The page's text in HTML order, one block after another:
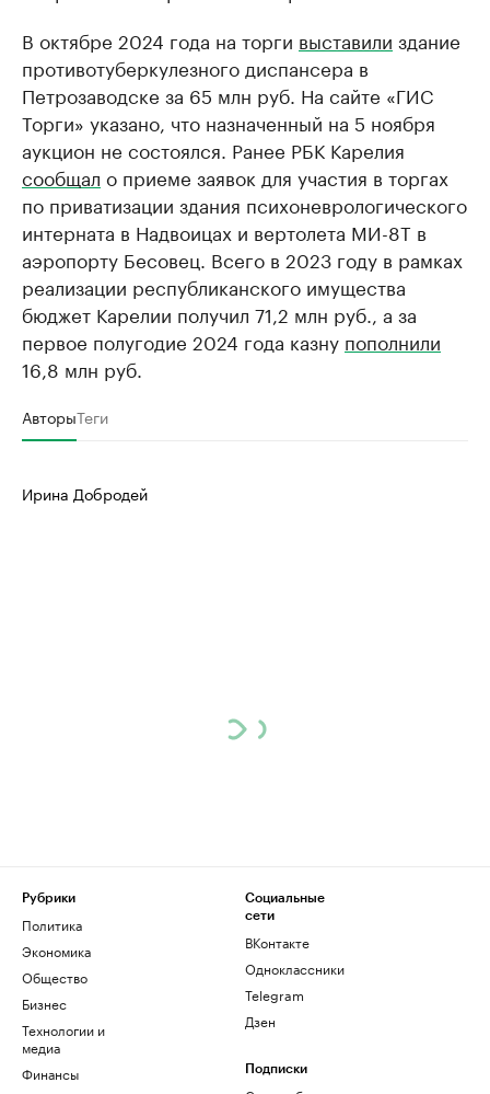
В октябре 2024 года на торги выставили здание
противотуберкулезного диспансера в
Петрозаводске за 65 млн руб. На сайте «ГИС
Торги» указано, что назначенный на 5 ноября
аукцион не состоялся. Ранее РБК Карелия
сообщал о приеме заявок для участия в торгах
по приватизации здания психоневрологического
интерната в Надвоицах и вертолета МИ-8Т в
аэропорту Бесовец. Всего в 2023 году в рамках
реализации республиканского имущества
бюджет Карелии получил 71,2 млн руб., а за
первое полугодие 2024 года казну пополнили
16,8 млн руб.
АвторыТеги
Ирина Добродей
Рубрики
Политика
Экономика
Общество
Бизнес
Технологии и
медиа
Финансы
Социальные
сети
ВКонтакте
Одноклассники
Telegram
Дзен
Подписки